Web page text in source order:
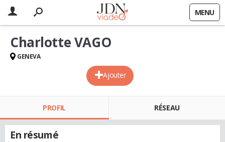
MENU
Ajouter
Charlotte VAGO
GENEVA
PROFIL RÉSEAU
En résumé